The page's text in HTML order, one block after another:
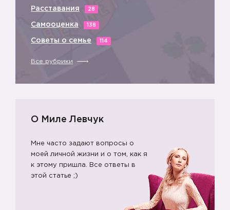
Расставания 28
Самооценка 138
Советы о семье 114
Все рубрики
О Миле Левчук
Мне часто задают вопросы о
моей личной жизни и о том, как я
к этому пришла. Все ответы в
этой статье ;)